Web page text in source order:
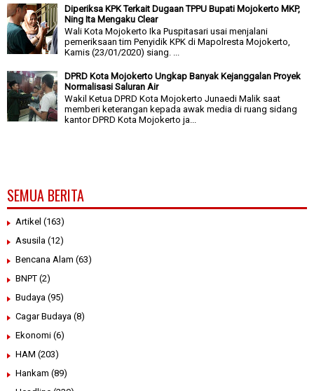
Diperiksa KPK Terkait Dugaan TPPU Bupati Mojokerto MKP,
Ning Ita Mengaku Clear
Wali Kota Mojokerto Ika Puspitasari usai menjalani
pemeriksaan tim Penyidik KPK di Mapolresta Mojokerto,
Kamis (23/01/2020) siang. ...
DPRD Kota Mojokerto Ungkap Banyak Kejanggalan Proyek
Normalisasi Saluran Air
Wakil Ketua DPRD Kota Mojokerto Junaedi Malik saat
memberi keterangan kepada awak media di ruang sidang
kantor DPRD Kota Mojokerto ja...
SEMUA BERITA
Artikel (163)
Asusila (12)
Bencana Alam (63)
BNPT (2)
Budaya (95)
Cagar Budaya (8)
Ekonomi (6)
HAM (203)
Hankam (89)